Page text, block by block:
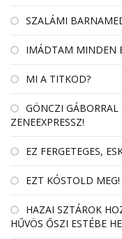
SZALÁMI
IMÁDTAM MINDEN
MI A TITKOD?
GÖNCZI
ZENEEXPRESSZ!
EZ FERGETEGES,
EZT KÓSTOLD MEG!
HAZAI SZTÁROK
HŰVÖS ŐSZI ESTÉBE